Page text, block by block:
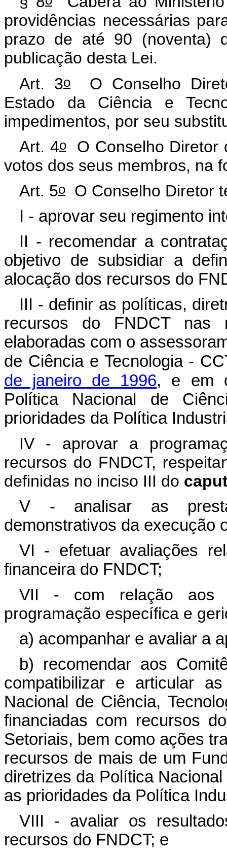
providências necessárias
prazo de até 90 (noventa)
publicação desta Lei.
Art. 3o O Conselho
Estado da Ciência e
impedimentos, por seu
Art. 4oO Conselho Diretor
votos dos seus membros, na
Art. 5o O Conselho Diretor
I - aprovar seu regimento
II - recomendar a
objetivo de subsidiar a
alocação dos recursos do
III - definir as políticas,
recursos do FNDCT nas
elaboradas com o
de Ciência e Tecnologia -
de janeiro de 1996, e em
Política Nacional de
prioridades da Política
IV - aprovar a
recursos do FNDCT,
definidas no inciso III do
V - analisar as
demonstrativos da execução
VI - efetuar avaliações
financeira do FNDCT;
VII - com relação aos
programação específica e
a) acompanhar e avaliar a
b) recomendar aos
compatibilizar e articular
Nacional de Ciência,
financiadas com recursos
Setoriais, bem como ações
recursos de mais de um
diretrizes da Política
as prioridades da Política
VIII - avaliar os
recursos do FNDCT; e